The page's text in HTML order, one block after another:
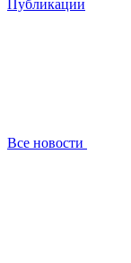
Публикации
Все новости